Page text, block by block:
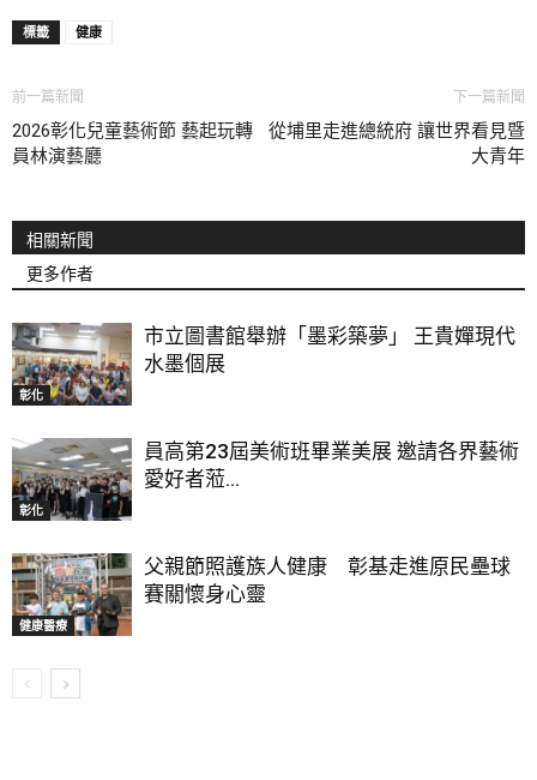
標籤 健康
前一篇新聞
2026彰化兒童藝術節 藝起玩轉
員林演藝廳
下一篇新聞
從埔里走進總統府 讓世界看見暨
大青年
相關新聞
更多作者
彰化
市立圖書館舉辦「墨彩築夢」 王貴嬋現代
水墨個展
彰化
員高第23屆美術班畢業美展 邀請各界藝術
愛好者蒞...
健康醫療
父親節照護族人健康 彰基走進原民壘球
賽關懷身心靈